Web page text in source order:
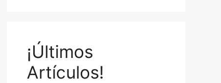
¡Últimos
Artículos!